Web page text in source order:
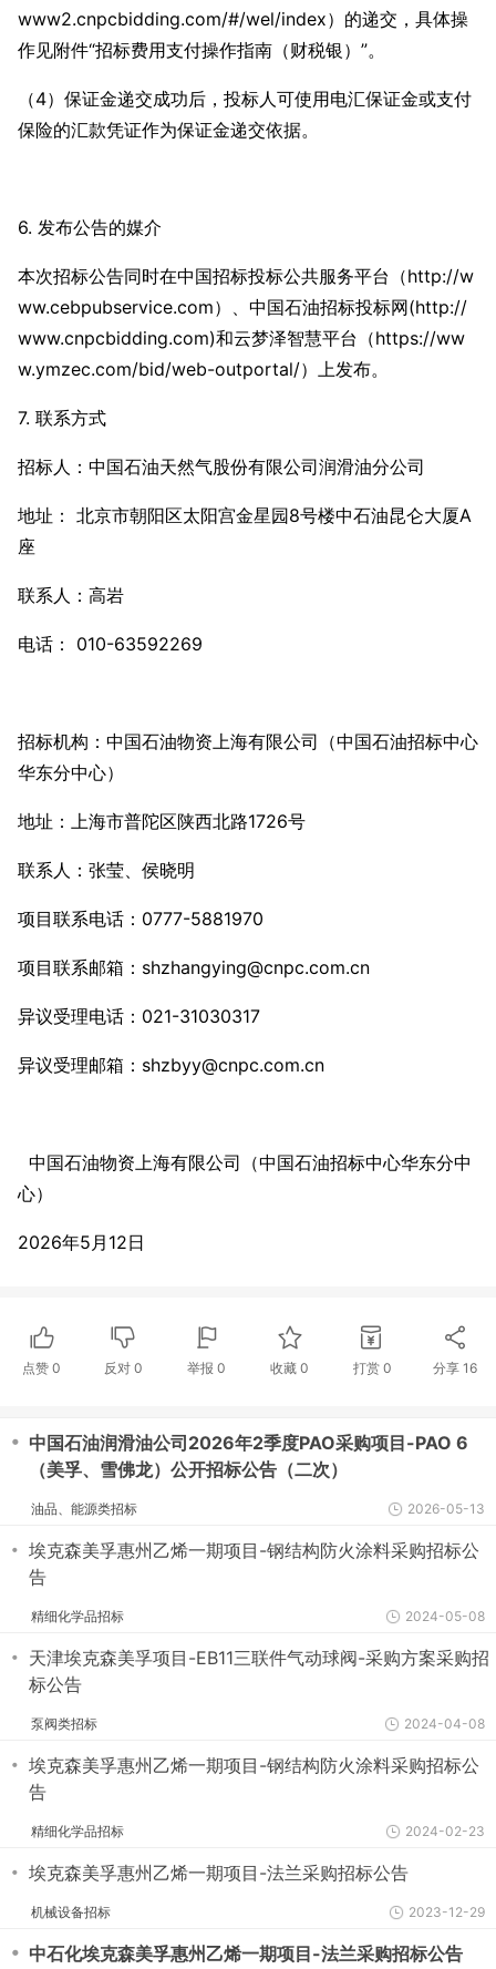
www2.cnpcbidding.com/#/wel/index）的递交，具体操
作见附件“招标费用支付操作指南（财税银）”。
（4）保证金递交成功后，投标人可使用电汇保证金或支付
保险的汇款凭证作为保证金递交依据。
6. 发布公告的媒介
本次招标公告同时在中国招标投标公共服务平台（http://w
ww.cebpubservice.com）、中国石油招标投标网(http://
www.cnpcbidding.com)和云梦泽智慧平台（https://ww
w.ymzec.com/bid/web-outportal/）上发布。
7. 联系方式
招标人：中国石油天然气股份有限公司润滑油分公司
地址： 北京市朝阳区太阳宫金星园8号楼中石油昆仑大厦A
座
联系人：高岩
电话： 010-63592269
招标机构：中国石油物资上海有限公司（中国石油招标中心
华东分中心）
地址：上海市普陀区陕西北路1726号
联系人：张莹、侯晓明
项目联系电话：0777-5881970
项目联系邮箱：shzhangying@cnpc.com.cn
异议受理电话：021-31030317
异议受理邮箱：shzbyy@cnpc.com.cn
中国石油物资上海有限公司（中国石油招标中心华东分中
心）
2026年5月12日
点赞 0 反对0 举报 0 收藏 0 打赏 0 分享 16
・ 中国石油润滑油公司2026年2季度PAO采购项目-PAO 6
（美孚、雪佛龙）公开招标公告（二次）
油品、能源类招标 2026-05-13
・ 埃克森美孚惠州乙烯一期项目-钢结构防火涂料采购招标公
告
精细化学品招标 2024-05-08
・ 天津埃克森美孚项目-EB11三联件气动球阀-采购方案采购招
标公告
泵阀类招标 2024-04-08
・ 埃克森美孚惠州乙烯一期项目-钢结构防火涂料采购招标公
告
精细化学品招标 2024-02-23
・ 埃克森美孚惠州乙烯一期项目-法兰采购招标公告
机械设备招标 2023-12-29
・ 中石化埃克森美孚惠州乙烯一期项目-法兰采购招标公告